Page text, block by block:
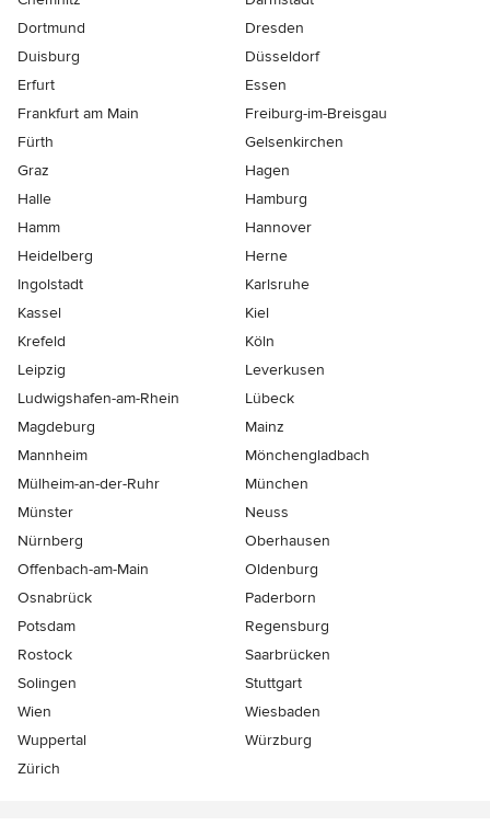
Dortmund
Dresden
Duisburg
Düsseldorf
Erfurt
Essen
Frankfurt am Main
Freiburg-im-Breisgau
Fürth
Gelsenkirchen
Graz
Hagen
Halle
Hamburg
Hamm
Hannover
Heidelberg
Herne
Ingolstadt
Karlsruhe
Kassel
Kiel
Krefeld
Köln
Leipzig
Leverkusen
Ludwigshafen-am-Rhein
Lübeck
Magdeburg
Mainz
Mannheim
Mönchen­gladbach
Mülheim-an-der-Ruhr
München
Münster
Neuss
Nürnberg
Oberhausen
Offenbach-am-Main
Oldenburg
Osnabrück
Paderborn
Potsdam
Regensburg
Rostock
Saarbrücken
Solingen
Stuttgart
Wien
Wiesbaden
Wuppertal
Würzburg
Zürich